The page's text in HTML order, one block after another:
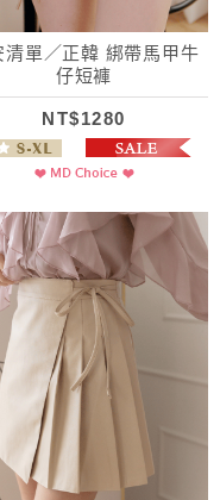
清單／正韓 綁帶馬甲牛
仔短褲
NT$1280